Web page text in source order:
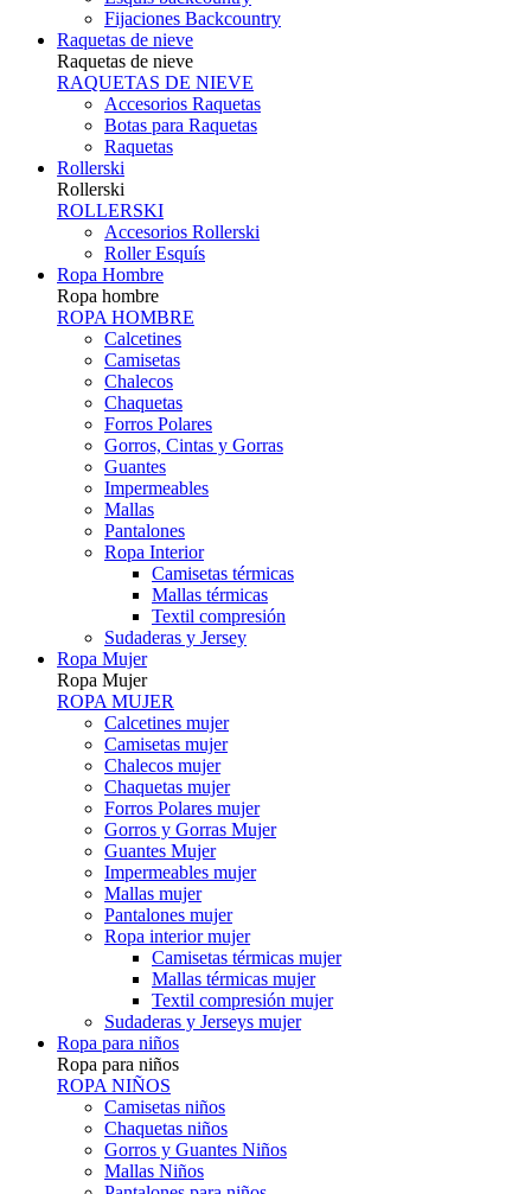
Fijaciones Backcountry
Raquetas de nieve
Raquetas de nieve
RAQUETAS DE NIEVE
Accesorios Raquetas
Botas para Raquetas
Raquetas
Rollerski
Rollerski
ROLLERSKI
Accesorios Rollerski
Roller Esquís
Ropa Hombre
Ropa hombre
ROPA HOMBRE
Calcetines
Camisetas
Chalecos
Chaquetas
Forros Polares
Gorros, Cintas y Gorras
Guantes
Impermeables
Mallas
Pantalones
Ropa Interior
Camisetas térmicas
Mallas térmicas
Textil compresión
Sudaderas y Jersey
Ropa Mujer
Ropa Mujer
ROPA MUJER
Calcetines mujer
Camisetas mujer
Chalecos mujer
Chaquetas mujer
Forros Polares mujer
Gorros y Gorras Mujer
Guantes Mujer
Impermeables mujer
Mallas mujer
Pantalones mujer
Ropa interior mujer
Camisetas térmicas mujer
Mallas térmicas mujer
Textil compresión mujer
Sudaderas y Jerseys mujer
Ropa para niños
Ropa para niños
ROPA NIÑOS
Camisetas niños
Chaquetas niños
Gorros y Guantes Niños
Mallas Niños